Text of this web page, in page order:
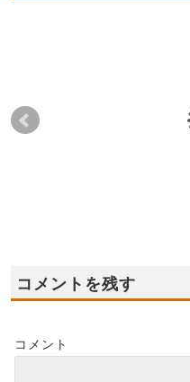
2021年4月17日(土)，
コメントを残す
コメント